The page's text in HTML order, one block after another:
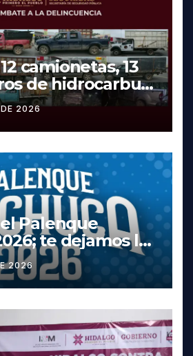
camionetas, 13
de hidrocarburo
robados en
2026
Palenque
te dejamos la
las
precios
2026